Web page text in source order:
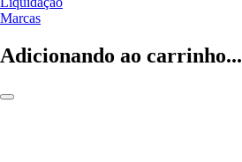
Marcas
Adicionando ao carrinho...